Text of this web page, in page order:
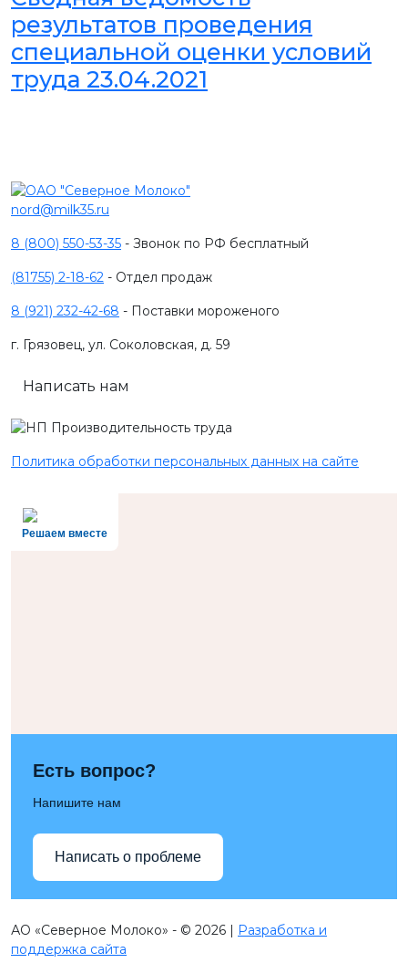
результатов проведения
специальной оценки условий
труда 23.04.2021
nord@milk35.ru
8 (800) 550-53-35 - Звонок по РФ бесплатный
(81755) 2-18-62 - Отдел продаж
8 (921) 232-42-68 - Поставки мороженого
г. Грязовец, ул. Соколовская, д. 59
Написать нам
Политика обработки персональных данных на сайте
Решаем вместе
Есть вопрос?
Напишите нам
Написать о проблеме
АО «Северное Молоко» - © 2026 | Разработка и
поддержка сайта